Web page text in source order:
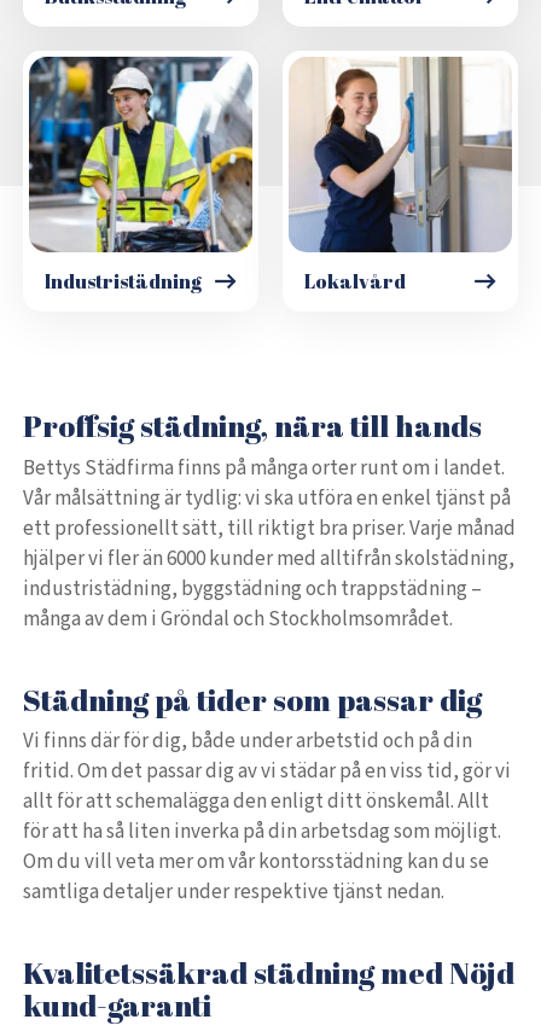
Industristädning Lokalvård
Proffsig städning, nära till hands
Bettys Städfirma finns på många orter runt om i landet.
Vår målsättning är tydlig: vi ska utföra en enkel tjänst på
ett professionellt sätt, till riktigt bra priser. Varje månad
hjälper vi fler än 6000 kunder med alltifrån skolstädning,
industristädning, byggstädning och trappstädning –
många av dem i Gröndal och Stockholmsområdet.
Städning på tider som passar dig
Vi finns där för dig, både under arbetstid och på din
fritid. Om det passar dig av vi städar på en viss tid, gör vi
allt för att schemalägga den enligt ditt önskemål. Allt
för att ha så liten inverka på din arbetsdag som möjligt.
Om du vill veta mer om vår kontorsstädning kan du se
samtliga detaljer under respektive tjänst nedan.
Kvalitetssäkrad städning med Nöjd
kund-garanti